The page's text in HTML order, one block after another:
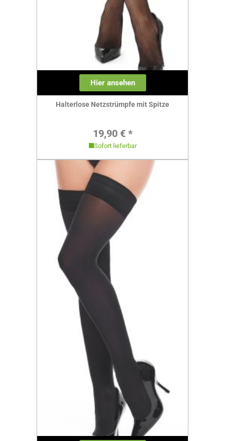
Hier ansehen
Halterlose Netzstrümpfe mit Spitze
Regulärer Preis:
19,90 € *
Sofort lieferbar